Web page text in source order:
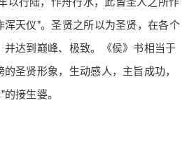
浑天仪”。圣贤之所以为圣贤，在各个
并达到巅峰、极致。《侯》书相当于
的圣贤形象，生动感人，主旨成功，
接生婆。